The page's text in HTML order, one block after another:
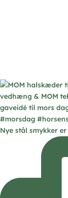
Nye stål smykker